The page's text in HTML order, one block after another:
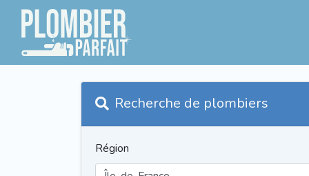
Recherche de plombiers
Région